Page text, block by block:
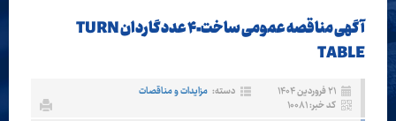
آگهی مناقصه عمومی ساخت ۴٠ عدد گاردان TURN
TABLE
۲۱ فروردین ۱۴۰۴ دسته: مزایدات و مناقصات
کد خبر: ۱۰۰۸۱